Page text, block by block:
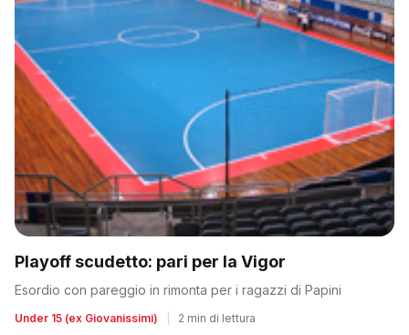
Playoff scudetto: pari per la Vigor
Esordio con pareggio in rimonta per i ragazzi di Papini
Under 15 (ex Giovanissimi) 2 min di lettura